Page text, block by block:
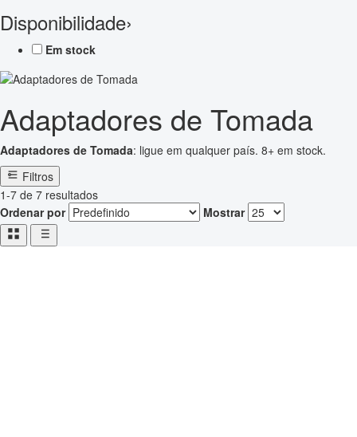
Disponibilidade›
Em stock
Adaptadores de Tomada
Adaptadores de Tomada: ligue em qualquer país. 8+ em stock.
Filtros
1-7 de 7 resultados
Ordenar por
Mostrar